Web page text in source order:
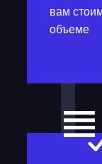
вам
объеме